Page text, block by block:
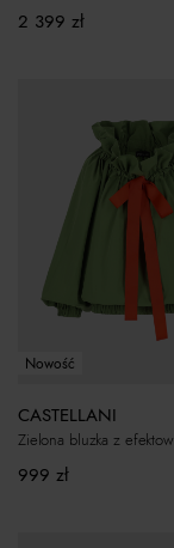
2 399 zł
Nowość
CASTELLANI
999 zł